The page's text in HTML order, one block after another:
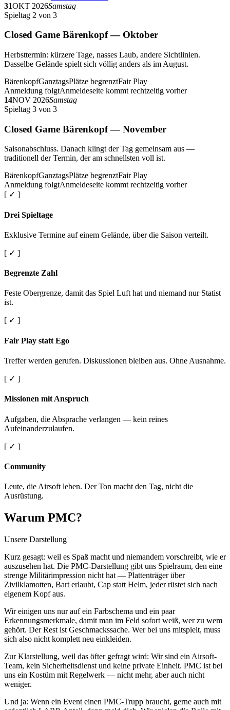
31OKT 2026Samstag
Spieltag 2 von 3
Closed Game Bärenkopf — Oktober
Herbsttermin: kürzere Tage, nasses Laub, andere Sichtlinien.
Dasselbe Gelände spielt sich völlig anders als im August.
BärenkopfGanztagsPlätze begrenztFair Play
Anmeldung folgtAnmeldeseite kommt rechtzeitig vorher
14NOV 2026Samstag
Spieltag 3 von 3
Closed Game Bärenkopf — November
Saisonabschluss. Danach klingt der Tag gemeinsam aus —
traditionell der Termin, der am schnellsten voll ist.
BärenkopfGanztagsPlätze begrenztFair Play
Anmeldung folgtAnmeldeseite kommt rechtzeitig vorher
[ ✓ ]
Drei Spieltage
Exklusive Termine auf einem Gelände, über die Saison verteilt.
[ ✓ ]
Begrenzte Zahl
Feste Obergrenze, damit das Spiel Luft hat und niemand nur Statist
ist.
[ ✓ ]
Fair Play statt Ego
Treffer werden gerufen. Diskussionen bleiben aus. Ohne Ausnahme.
[ ✓ ]
Missionen mit Anspruch
Aufgaben, die Absprache verlangen — kein reines
Aufeinanderzulaufen.
[ ✓ ]
Community
Leute, die Airsoft leben. Der Ton macht den Tag, nicht die
Ausrüstung.
Warum PMC?
Unsere Darstellung
Kurz gesagt: weil es Spaß macht und niemandem vorschreibt, wie er
auszusehen hat. Die PMC-Darstellung gibt uns Spielraum, den eine
strenge Militärimpression nicht hat — Plattenträger über
Zivilklamotten, Bart erlaubt, Cap statt Helm, jeder rüstet sich nach
eigenem Kopf aus.
Wir einigen uns nur auf ein Farbschema und ein paar
Erkennungsmerkmale, damit man im Feld sofort weiß, wer zu wem
gehört. Der Rest ist Geschmackssache. Wer bei uns mitspielt, muss
sich also nicht komplett neu einkleiden.
Zur Klarstellung, weil das öfter gefragt wird: Wir sind ein Airsoft-
Team, kein Sicherheitsdienst und keine private Einheit. PMC ist bei
uns ein Kostüm mit Regelwerk — nicht mehr, aber auch nicht
weniger.
Und ja: Wenn ein Event einen PMC-Trupp braucht, gerne auch mit